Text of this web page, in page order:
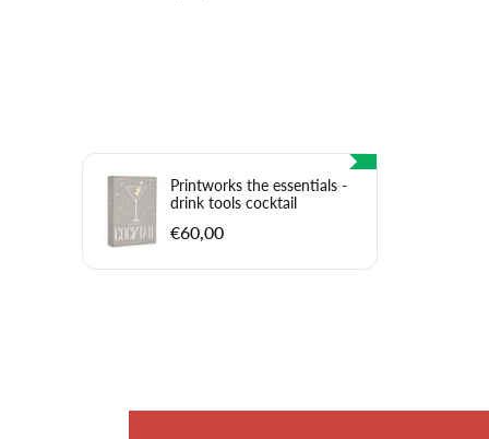
Printworks the essentials -
drink tools cocktail
€60,00